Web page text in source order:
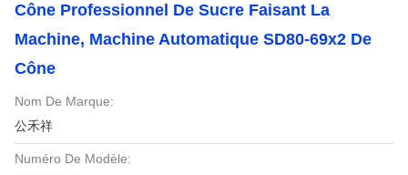
Cône Professionnel De Sucre Faisant La
Machine, Machine Automatique SD80-69x2 De
Cône
Nom De Marque:
公禾祥
Numéro De Modèle: